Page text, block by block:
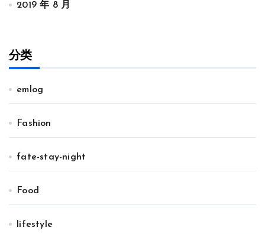
2019 年 8 月
分类
emlog
Fashion
fate-stay-night
Food
lifestyle